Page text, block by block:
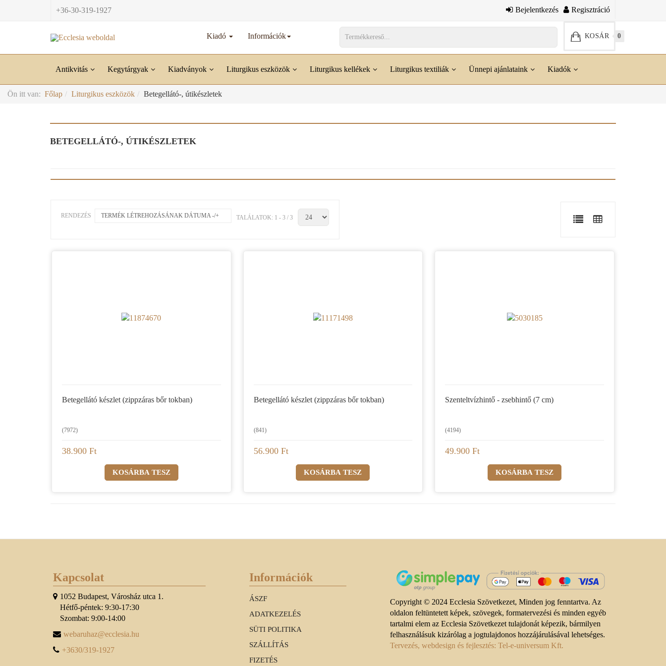
+36-30-319-1927 Bejelentkezés Regisztráció
Kiadó Információk KOSÁR 0
Antikvitás Kegytárgyak Kiadványok Liturgikus eszközök Liturgikus kellékek Liturgikus textiliák Ünnepi ajánlataink Kiadók
Ön itt van: Főlap Liturgikus eszközök Betegellátó-, útikészletek
BETEGELLÁTÓ-, ÚTIKÉSZLETEK
RENDEZÉS TERMÉK LÉTREHOZÁSÁNAK DÁTUMA -/+ TALÁLATOK: 1 - 3 / 3
Betegellátó készlet (zippzáras bőr tokban)
(7972)
38.900 Ft
Betegellátó készlet (zippzáras bőr tokban)
(841)
56.900 Ft
Szenteltvízhintő - zsebhintő (7 cm)
(4194)
49.900 Ft
Kapcsolat
1052 Budapest, Városház utca 1.
Hétfő-péntek: 9:30-17:30
Szombat: 9:00-14:00
webaruhaz@ecclesia.hu
+3630/319-1927
Információk
ÁSZF
ADATKEZELÉS
SÜTI POLITIKA
SZÁLLÍTÁS
FIZETÉS
Copyright © 2024 Ecclesia Szövetkezet, Minden jog fenntartva. Az
oldalon feltüntetett képek, szövegek, formatervezési és minden egyéb
tartalmi elem az Ecclesia Szövetkezet tulajdonát képezik, bármilyen
felhasználásuk kizárólag a jogtulajdonos hozzájárulásával lehetséges.
Tervezés, webdesign és fejlesztés: Tel-e-universum Kft.